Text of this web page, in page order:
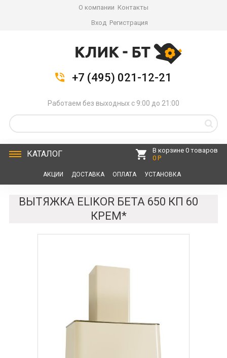
О компании Контакты
Вход Регистрация
+7 (495) 021-12-21
Работаем без выходных с 9:00 до 21:00
КАТАЛОГ
В корзине 0 товаров
0 Р
АКЦИИ ДОСТАВКА ОПЛАТА УСТАНОВКА
ВЫТЯЖКА ELIKOR БЕТА 650 КП 60
КРЕМ*